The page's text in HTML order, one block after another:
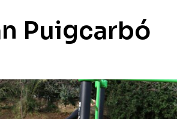
Puigcarbó